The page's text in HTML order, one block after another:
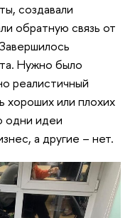
создавали
обратную связь от
Нужно было
реалистичный
хороших или плохих
одни идеи
а другие – нет.